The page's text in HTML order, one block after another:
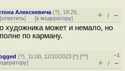
Алексеевича (?), 18:29,
ответить] [к модератору] + / –
художника может и немало, но
по карману.
(?), 11:00, 12/10/2023 [^] [^^]
]
–1
+ / –